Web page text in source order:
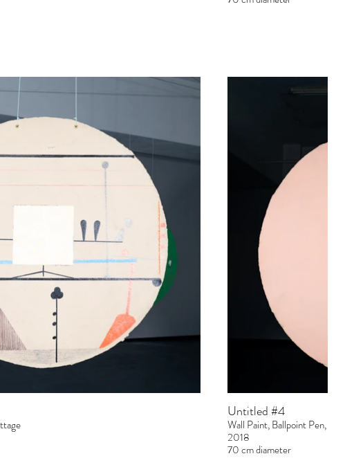
Untitled #4
Wall Paint, Ballpoint Pen,
2018
70 cm diameter